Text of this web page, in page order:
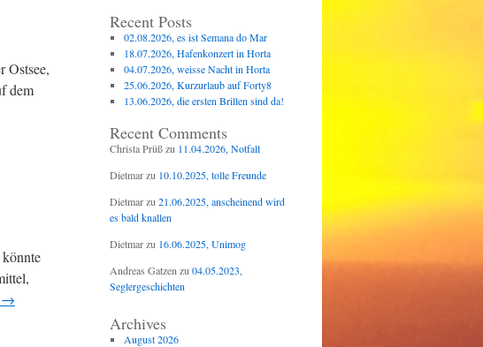
Ostsee,
dem
→
Recent Posts
02.08.2026, es ist Semana do Mar
18.07.2026, Hafenkonzert in Horta
04.07.2026, weisse Nacht in Horta
25.06.2026, Kurzurlaub auf Forty8
13.06.2026, die ersten Brillen sind da!
Recent Comments
Christa Prüßzu 11.04.2026, Notfall
Dietmarzu 10.10.2025, tolle Freunde
Dietmarzu 21.06.2025, anscheinend wird
es bald knallen
Dietmarzu 16.06.2025, Unimog
Andreas Gatzen zu 04.05.2023,
Seglergeschichten
Archives
August 2026